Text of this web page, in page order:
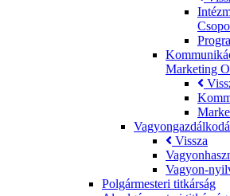
Marketing
Vissza
Vagyon-
Polgármesteri titkárság